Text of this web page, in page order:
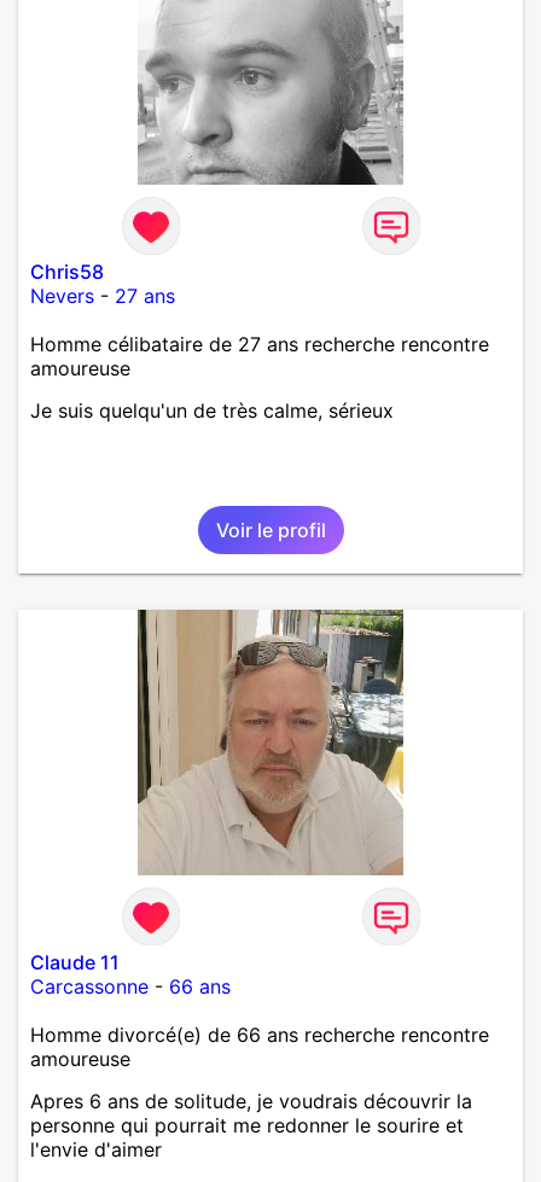
Chris58
Nevers - 27 ans
Homme célibataire de 27 ans recherche rencontre
amoureuse
Je suis quelqu'un de très calme, sérieux
Voir le profil
Claude 11
Carcassonne - 66 ans
Homme divorcé(e) de 66 ans recherche rencontre
amoureuse
Apres 6 ans de solitude, je voudrais découvrir la
personne qui pourrait me redonner le sourire et
l'envie d'aimer